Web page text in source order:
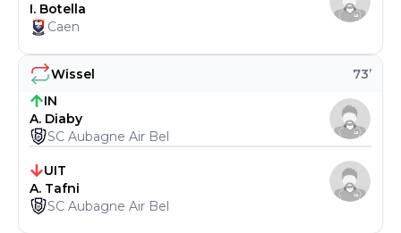
Wissel 73’
IN
A. Diaby
SC Aubagne Air Bel
UIT
A. Tafni
SC Aubagne Air Bel
I. Botella
Caen